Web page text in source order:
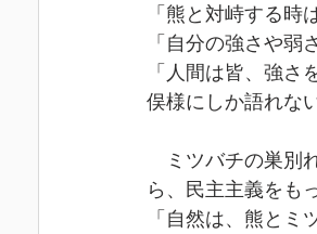
「熊と対峙する時
「自分の強さや弱
「人間は皆、強
俣様にしか語れな
ミツバチの巣別
ら、民主主義をも
「自然は、熊と